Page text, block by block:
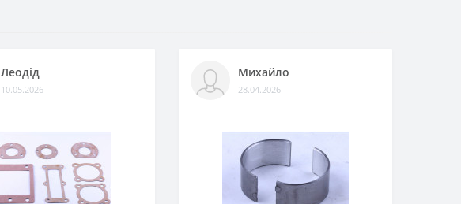
Леодід
10.05.2026
Михайло
28.04.2026